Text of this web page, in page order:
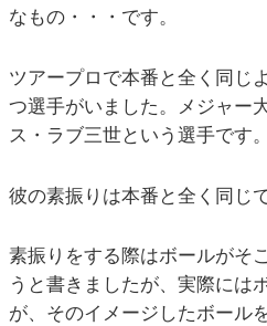
なもの・・・です。
ツアープロで本番と全く同じ
つ選手がいました。メジャー
ス・ラブ三世という選手です。
彼の素振りは本番と全く同じ
素振りをする際はボールがそ
うと書きましたが、実際には
が、そのイメージしたボール